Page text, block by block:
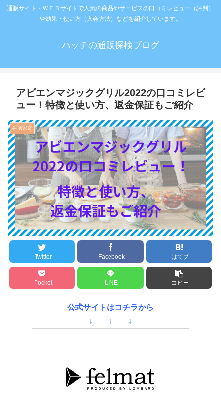
通販サイト・ＷＥＢサイトで人気の商品やサービスの口コミレビュー（評判）
や効果・使い方（入会方法）などを紹介しています。
ハッチの通販探検ブログ
アビエンマジックグリル2022の口コミレビ
ュー！特徴と使い方、返金保証もご紹介
生活家電
Twitter Facebook はてブ
Pocket LINE コピー
公式サイトはコチラから
↓ ↓ ↓